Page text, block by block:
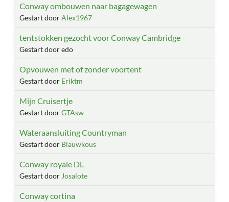
Conway ombouwen naar bagagewagen
Gestart doorAlex1967
tentstokken gezocht voor Conway Cambridge
Gestart door edo
Opvouwen met of zonder voortent
Gestart door Eriktm
Mijn Cruisertje
Gestart doorGTAsw
Wateraansluiting Countryman
Gestart door Blauwkous
Conway royale DL
Gestart door Josalote
Conway cortina